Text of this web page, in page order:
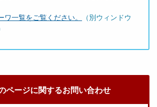
ワ一覧をご覧ください。
（別ウィンドウ
ページに関するお問い合わせ